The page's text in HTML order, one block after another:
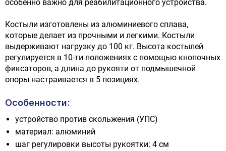
особенно важно для реабилитационного устройства.
Костыли изготовлены из алюминиевого сплава,
которые делает из прочными и легкими. Костыли
выдерживают нагрузку до 100 кг. Высота костылей
регулируется в 10-ти положениях с помощью кнопочных
фиксаторов, а длина до рукояти от подмышечной
опоры настраивается в 5 позициях.
Особенности:
устройство против скольжения (УПС)
материал: алюминий
шаг регулировки высоты рукоятки: 4 см